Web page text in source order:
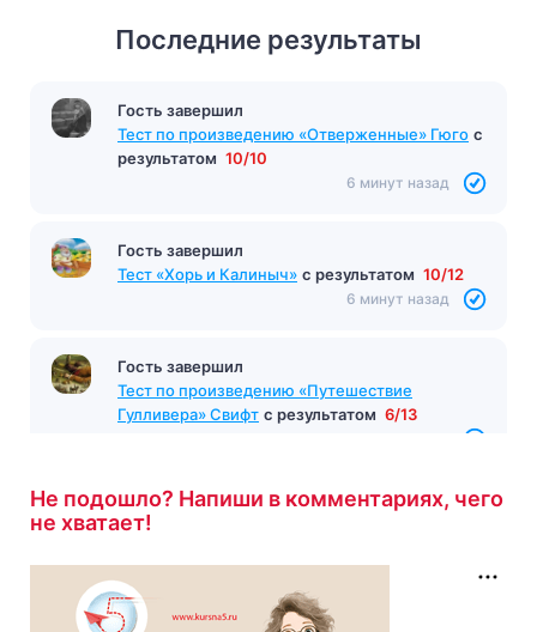
Последние результаты
Гость завершил
Тест по произведению «Отверженные» Гюго с
результатом 10/10
6 минут назад
Гость завершил
Тест «Хорь и Калиныч» с результатом 10/12
6 минут назад
Гость завершил
Тест по произведению «Путешествие
Гулливера» Свифт с результатом 6/13
Не подошло? Напиши в комментариях, чего
не хватает!